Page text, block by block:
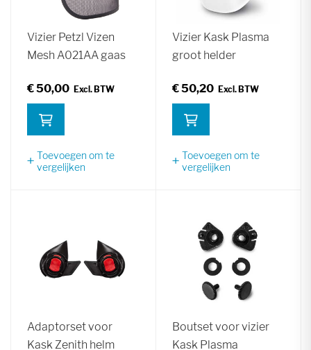
Vizier Petzl Vizen
Mesh A021AA gaas
€ 50,00
Toevoegen om te
vergelijken
Vizier Kask Plasma
groot helder
€ 50,20
Toevoegen om te
vergelijken
Adaptorset voor
Kask Zenith helm
Boutset voor vizier
Kask Plasma